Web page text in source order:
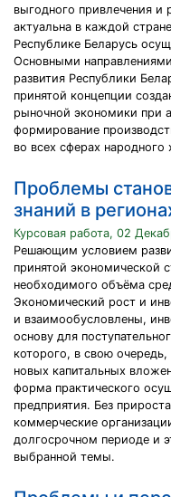
выгодного привлечения и
актуальна в каждой
Республике Беларусь
Основными
развития Республики
принятой концепции
рыночной экономики при
формирование
во всех сферах народного
Проблемы
знаний в
Курсовая работа, 02
Решающим условием
принятой экономической
необходимого объёма
Экономический рост и
и взаимообусловлены,
основу для
которого, в свою
новых капитальных
форма практического
предприятия. Без
коммерческие
долгосрочном периоде и
выбранной темы.